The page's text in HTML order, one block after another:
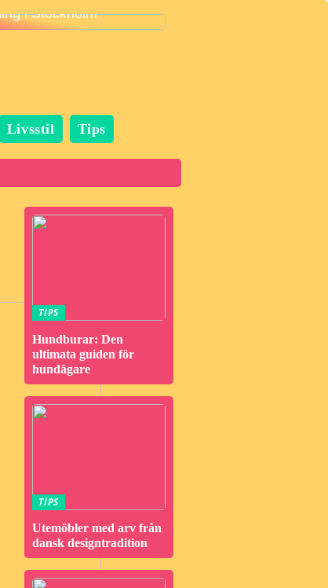
i Stockholm
Livsstil Tips
TIPS
Hundburar: Den
ultimata guiden för
hundägare
TIPS
Utemöbler med arv från
dansk designtradition